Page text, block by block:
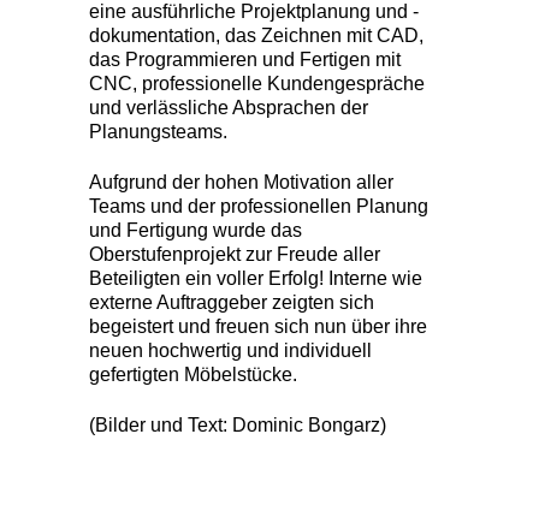
eine ausführliche Projektplanung und -
dokumentation, das Zeichnen mit CAD,
das Programmieren und Fertigen mit
CNC, professionelle Kundengespräche
und verlässliche Absprachen der
Planungsteams.
Aufgrund der hohen Motivation aller
Teams und der professionellen Planung
und Fertigung wurde das
Oberstufenprojekt zur Freude aller
Beteiligten ein voller Erfolg! Interne wie
externe Auftraggeber zeigten sich
begeistert und freuen sich nun über ihre
neuen hochwertig und individuell
gefertigten Möbelstücke.
(Bilder und Text: Dominic Bongarz)